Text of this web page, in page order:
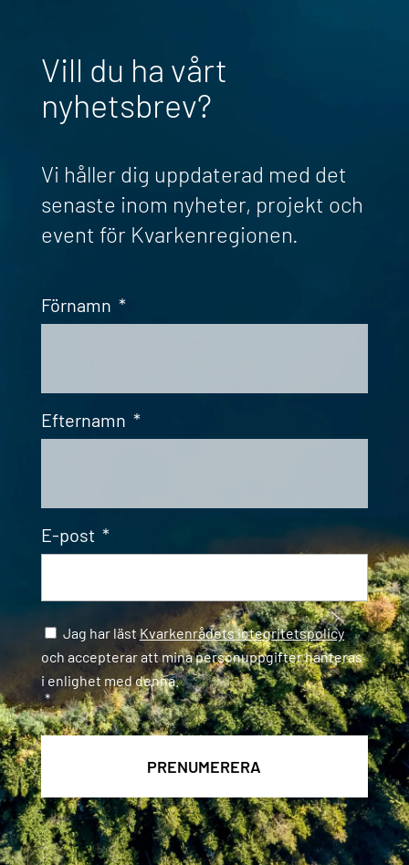
Vill du ha vårt
nyhetsbrev?
Vi håller dig uppdaterad med det
senaste inom nyheter, projekt och
event för Kvarkenregionen.
Förnamn *
Efternamn *
E-post *
Samtycke *
Jag har läst Kvarkenrådets integritetspolicy
och accepterar att mina personuppgifter hanteras
i enlighet med denna.
*